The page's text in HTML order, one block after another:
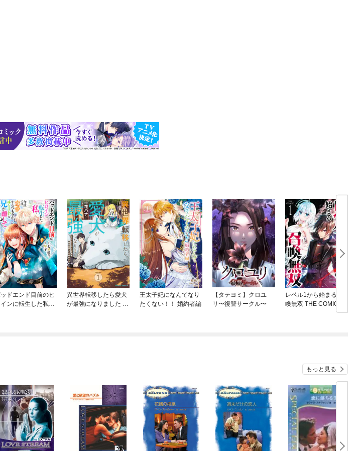
ドエンド目前のヒ
インに転生した私、
異世界転移したら愛犬
が最強になりました ～
王太子妃になんてなり
たくない！！ 婚約者編
【タテヨミ】クロユ
リ〜復讐サークル〜
レベル1から始まる召
喚無双 THE COMIC
もっと見る